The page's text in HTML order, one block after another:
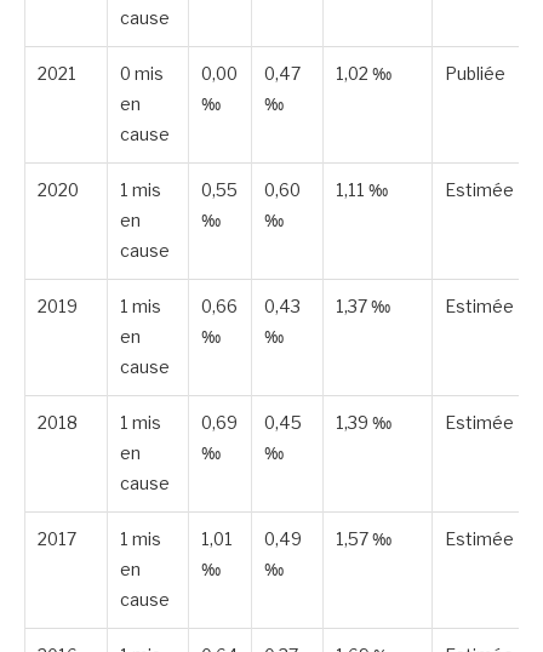
cause
2021
0 mis
en
cause
0,00
‰
0,47
‰
1,02 ‰ Publiée
2020
1 mis
en
cause
0,55
‰
0,60
‰
1,11 ‰ Estimée
2019
1 mis
en
cause
0,66
‰
0,43
‰
1,37 ‰ Estimée
2018
1 mis
en
cause
0,69
‰
0,45
‰
1,39 ‰ Estimée
2017
1 mis
en
cause
1,01
‰
0,49
‰
1,57 ‰ Estimée